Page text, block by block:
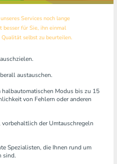
Services noch lange
besser für Sie, ihn einmal
selbst zu beurteilen.
austauschen.
Modus bis zu 15
von Fehlern oder anderen
der Umtauschregeln
Spezialisten, die Ihnen rund um
sind.